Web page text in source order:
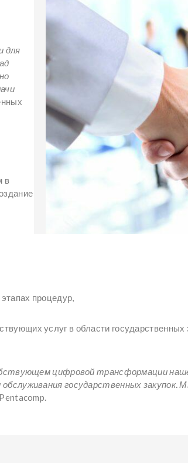
для
в
процедур,
услуг в области государственных
цифровой трансформации
государственных закупок.